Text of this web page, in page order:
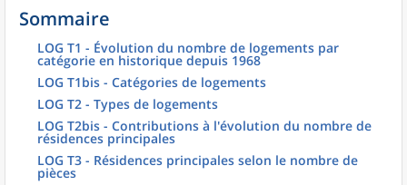
Sommaire
LOG T1 - Évolution du nombre de logements par
catégorie en historique depuis 1968
LOG T1bis - Catégories de logements
LOG T2 - Types de logements
LOG T2bis - Contributions à l'évolution du nombre de
résidences principales
LOG T3 - Résidences principales selon le nombre de
pièces